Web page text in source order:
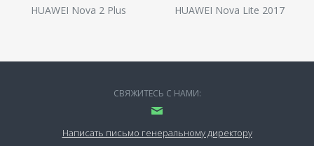
HUAWEI Nova 2 Plus HUAWEI Nova Lite 2017
СВЯЖИТЕСЬ С НАМИ:
Написать письмо генеральному директору